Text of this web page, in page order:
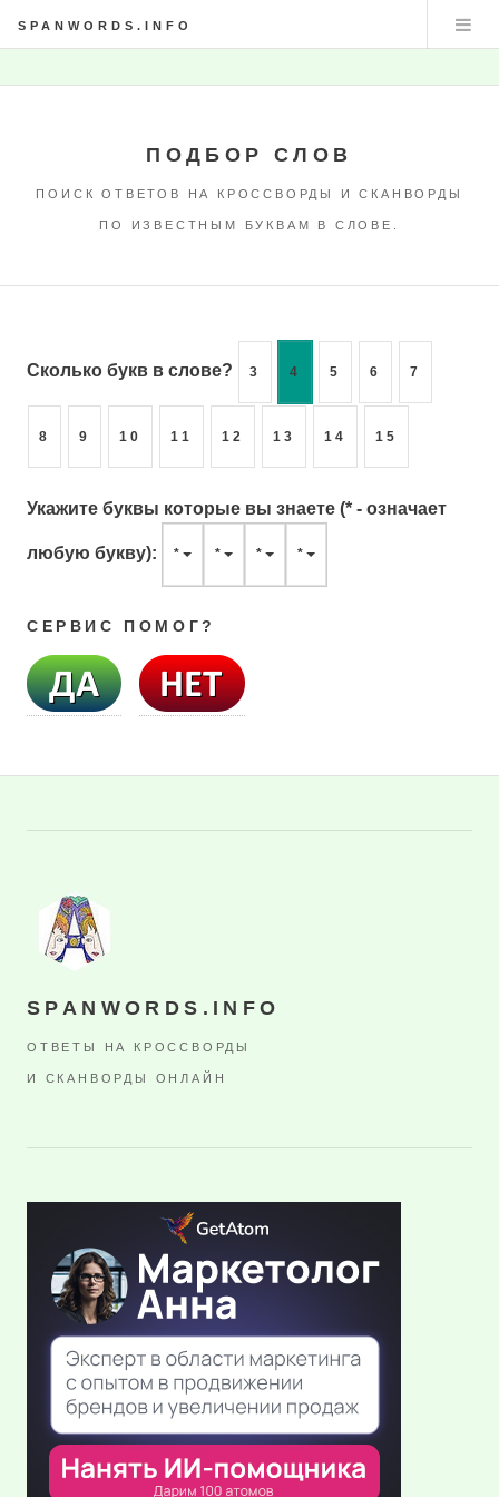
SPANWORDS.INFO
ПОДБОР СЛОВ
ПОИСК ОТВЕТОВ НА КРОССВОРДЫ И СКАНВОРДЫ
ПО ИЗВЕСТНЫМ БУКВАМ В СЛОВЕ.
Сколько букв в слове? 3 4 5 6 7
8 9 10 11 12 13 14 15
Укажите буквы которые вы знаете (* - означает
любую букву): * * * *
СЕРВИС ПОМОГ?
SPANWORDS.INFO
ОТВЕТЫ НА КРОССВОРДЫ
И СКАНВОРДЫ ОНЛАЙН